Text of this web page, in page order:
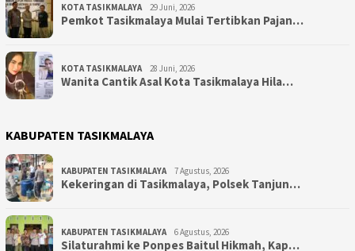
KOTA TASIKMALAYA 29 Juni, 2026
Pemkot Tasikmalaya Mulai Tertibkan Pajan…
KOTA TASIKMALAYA 28 Juni, 2026
Wanita Cantik Asal Kota Tasikmalaya Hila…
KABUPATEN TASIKMALAYA
KABUPATEN TASIKMALAYA 7 Agustus, 2026
Kekeringan di Tasikmalaya, Polsek Tanjun…
KABUPATEN TASIKMALAYA 6 Agustus, 2026
Silaturahmi ke Ponpes Baitul Hikmah, Kap…